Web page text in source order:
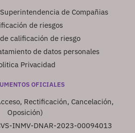
de Compañias
de riesgos
calificación de riesgo
de datos personales
Privacidad
OFICIALES
Rectificación, Cancelación,
Oposición)
INMV-DNAR-2023-00094013